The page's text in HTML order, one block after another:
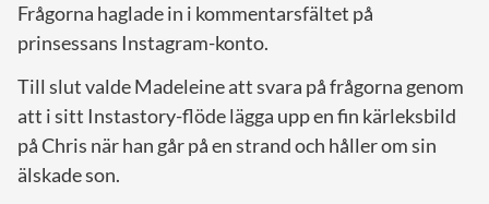
Frågorna haglade in i kommentarsfältet på
prinsessans Instagram-konto.
Till slut valde Madeleine att svara på frågorna genom
att i sitt Instastory-flöde lägga upp en fin kärleksbild
på Chris när han går på en strand och håller om sin
älskade son.